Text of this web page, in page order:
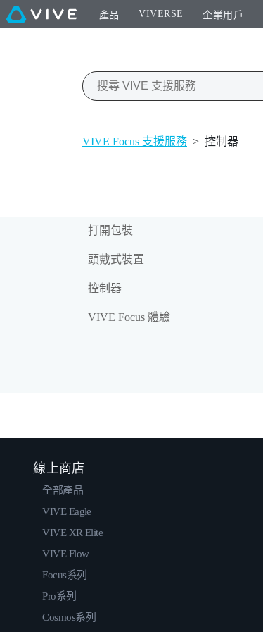
產品 VIVERSE 企業用戶
VIVE Focus 支援服務 > 控制器
打開包裝
頭戴式裝置
控制器
VIVE Focus 體驗
線上商店
全部產品
VIVE Eagle
VIVE XR Elite
VIVE Flow
Focus系列
Pro系列
Cosmos系列